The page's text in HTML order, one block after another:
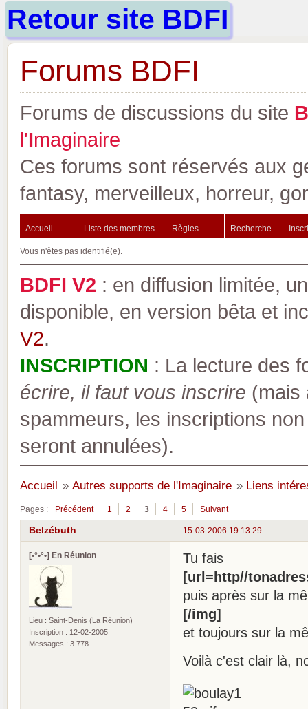
Retour site BDFI
Forums BDFI
Forums de discussions du site B
l'Imaginaire
Ces forums sont réservés aux
fantasy, merveilleux, horreur,
Accueil Liste des membres Règles Recherche
Vous n'êtes pas identifié(e).
BDFI V2 : en diffusion limitée,
disponible, en version bêta et
V2.
INSCRIPTION : La lecture des
écrire, il faut vous inscrire (mais
spammeurs, les inscriptions
seront annulées).
Accueil » Autres supports de l'Imaginaire » Liens
Pages : Précédent 1 2 3 4 5 Suivant
15-03-2006 19:13:29
Belzébuth
[•°•°•] En Réunion
Lieu : Saint-Denis (La Réunion)
Inscription : 12-02-2005
Messages : 3 778
Tu fais
[url=http//
puis après sur la
[/img]
et toujours sur la
Voilà c'est clair là,